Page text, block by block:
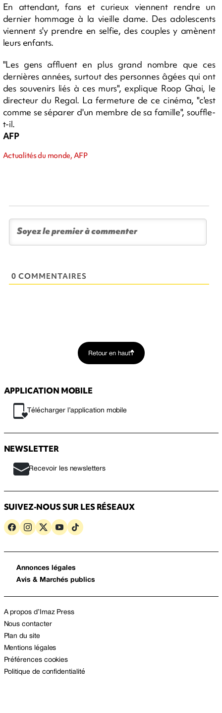
En attendant, fans et curieux viennent rendre un
dernier hommage à la vieille dame. Des adolescents
viennent s'y prendre en selfie, des couples y amènent
leurs enfants.
"Les gens affluent en plus grand nombre que ces
dernières années, surtout des personnes âgées qui ont
des souvenirs liés à ces murs", explique Roop Ghai, le
directeur du Regal. La fermeture de ce cinéma, "c'est
comme se séparer d'un membre de sa famille", souffle-
t-il.
AFP
Actualités du monde, AFP
0 COMMENTAIRES
Retour en haut
APPLICATION MOBILE
Télécharger l’application mobile
NEWSLETTER
Recevoir les newsletters
SUIVEZ-NOUS SUR LES RÉSEAUX
Annonces légales
Avis & Marchés publics
A propos d’Imaz Press
Nous contacter
Plan du site
Mentions légales
Préférences cookies
Politique de confidentialité